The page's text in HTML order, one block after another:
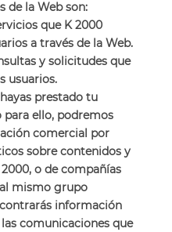
de la Web son:
que K 2000
a través de la Web.
y solicitudes que
usuarios.
prestado tu
ello, podremos
comercial por
sobre contenidos y
o de compañías
mismo grupo
información
comunicaciones que